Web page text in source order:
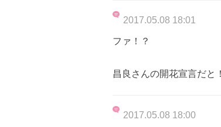
2017.05.08 18:01
ファ！？
昌良さんの開花宣言だと
2017.05.08 18:00